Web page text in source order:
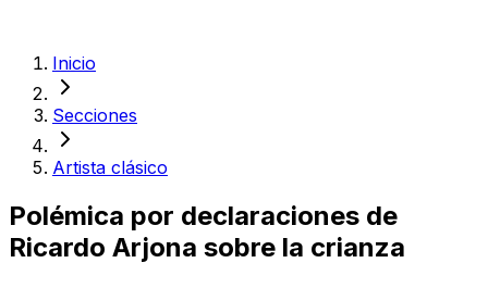
Inicio
Secciones
Artista clásico
Polémica por declaraciones de
Ricardo Arjona sobre la crianza